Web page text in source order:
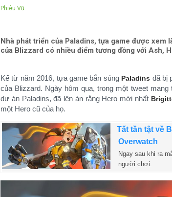
Phiêu Vũ
Nhà phát triển của Paladins, tựa game được
của Blizzard có nhiều điểm tương đồng với Ash,
Kể từ năm 2016, tựa game bắn súng Paladins đã bị
của Blizzard. Ngày hôm qua, trong một tweet
dự án Paladins, đã lên án rằng Hero mới nhất
một Hero cũ của họ.
Tất tần tật về
Overwatch
Ngay sau khi ra
người chơi.